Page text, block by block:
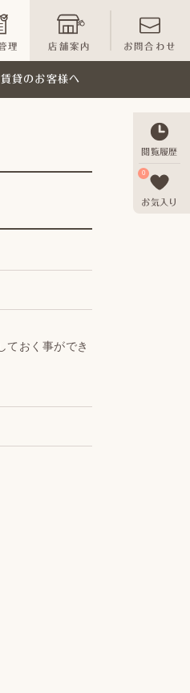
理 店舗案内 お問合わせ
賃貸のお客様へ
閲覧履歴
0
お気入り
ておく事ができ